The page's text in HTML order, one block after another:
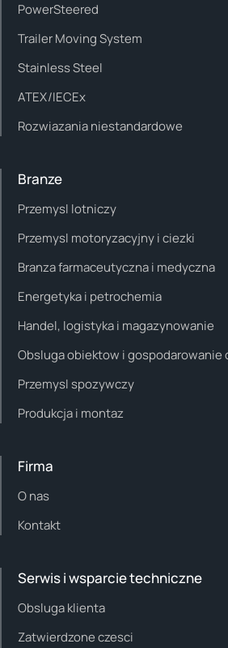
PowerSteered
Trailer Moving System
Stainless Steel
ATEX/IECEx
Rozwiazania niestandardowe
Branze
Przemysl lotniczy
Przemysl motoryzacyjny i ciezki
Branza farmaceutyczna i medyczna
Energetyka i petrochemia
Handel, logistyka i magazynowanie
Obsluga obiektow i gospodarowanie
Przemysl spozywczy
Produkcja i montaz
Firma
O nas
Kontakt
Serwis i wsparcie techniczne
Obsluga klienta
Zatwierdzone czesci